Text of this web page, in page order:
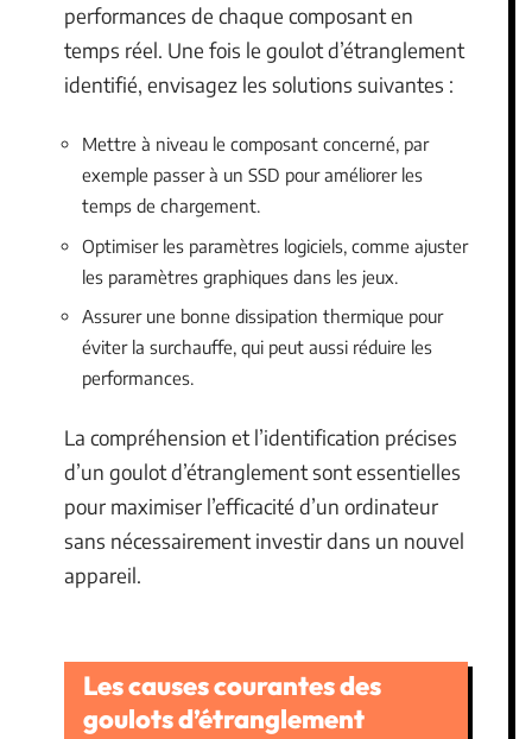
performances de chaque composant en
temps réel. Une fois le goulot d’étranglement
identifié, envisagez les solutions suivantes :
Mettre à niveau le composant concerné, par
exemple passer à un SSD pour améliorer les
temps de chargement.
Optimiser les paramètres logiciels, comme ajuster
les paramètres graphiques dans les jeux.
Assurer une bonne dissipation thermique pour
éviter la surchauffe, qui peut aussi réduire les
performances.
La compréhension et l’identification précises
d’un goulot d’étranglement sont essentielles
pour maximiser l’efficacité d’un ordinateur
sans nécessairement investir dans un nouvel
appareil.
Les causes courantes des
goulots d’étranglement